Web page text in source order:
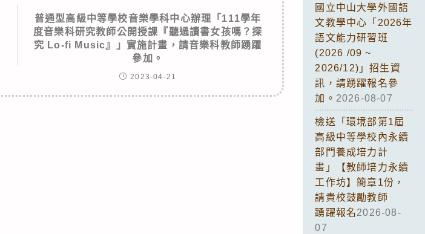
普通型高級中等學校音樂學科中心辦理「111學年
度音樂科研究教師公開授課『聽過讀書女孩嗎？探
究 Lo-fi Music』」實施計畫，請音樂科教師踴躍
參加。
2023-04-21
國立中山大學外國語
文教學中心「2026年
語文能力研習班
(2026 /09 ~
2026/12)」招生資
訊，請踴躍報名參
加。 2026-08-07
檢送「環境部第1屆
高級中等學校內永續
部門養成培力計
畫」【教師培力永續
工作坊】簡章1份，
請貴校鼓勵教師
踴躍報名2026-08-
07